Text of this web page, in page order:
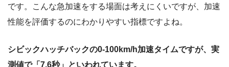
です。こんな急加速をする場面は考えにくいですが、加速
性能を評価するのにわかりやすい指標ですよね。
シビックハッチバックの0-100km/h加速タイムですが、実
測値で「7.6秒」といわれています。